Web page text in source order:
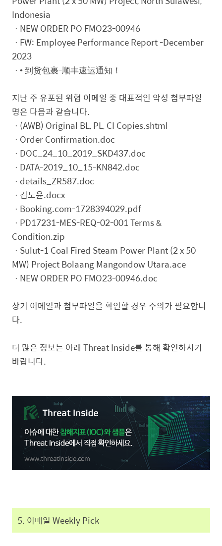
Indonesia
ㆍNEW ORDER PO FMO23-00946
ㆍFW: Employee Performance Report -December
2023
ㆍ• 到货包裹-顺丰速运通知！
지난 주 유포된 위협 이메일 중 대표적인 악성 첨부파일
명은 다음과 같습니다.
ㆍ(AWB) Original BL, PL, CI Copies.shtml
ㆍOrder Confirmation.doc
ㆍDOC_24_10_2019_SKD437.doc
ㆍDATA-2019_10_15-KN842.doc
ㆍdetails_ZR587.doc
ㆍ김도윤.docx
ㆍBooking.com-1728394029.pdf
ㆍPD17231-MES-REQ-02-001 Terms &
Condition.zip
ㆍSulut-1 Coal Fired Steam Power Plant (2 x 50
MW) Project Bolaang Mangondow Utara.ace
ㆍNEW ORDER PO FMO23-00946.doc
상기 이메일과 첨부파일을 확인할 경우 주의가 필요합니
다.
더 많은 정보는 아래 Threat Inside를 통해 확인하시기
바랍니다.
5. 이메일 Weekly Pick